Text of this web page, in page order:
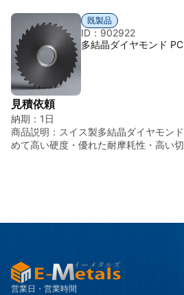
容器です。 主用途： 蒸着材料保持用 高
物溶融保持 研究用高温実験 ※「るつぼ
みます。 ■ 材料特性（YSZ） 項目 内容
～8 mol%） 結晶相 立方晶／正方晶安
g/cm³ 最高使用温度 約 1,800～
良好） 電気特性 高温で酸素イオン伝
定性 2,000℃近くまで使用可能 熱衝撃
多くの金属に対して反応しにくい 酸化
導性 局所加熱用途に適する エネルギ
イットリア添加により相変態抑制 体積
形状の用途 用途 内容 蒸着 材料保持・
技術的注意 還元雰囲気での使用条件確
既製品
ID：902922
多結晶ダイヤモンド
見積依頼
納期： 1日
商品説明： スイス製多結晶ダイヤモン
めて高い硬度・優れた耐摩耗性・高い
にお問い合わせください。 多結晶ダイ
ます。 また、高い熱伝導性と優れた切
金属・複合材・樹脂・グラファイトな
使用されています。 丸刃形状は、高精
営業日・営業時間